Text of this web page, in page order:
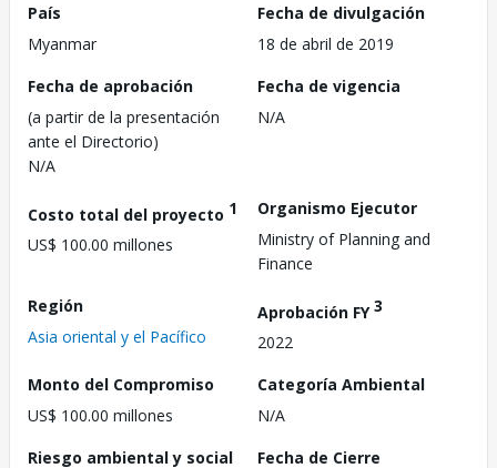
País
Myanmar
Fecha de divulgación
18 de abril de 2019
Fecha de aprobación
(a partir de la presentación
ante el Directorio)
N/A
Fecha de vigencia
N/A
Costo total del proyecto 1
US$ 100.00 millones
Organismo Ejecutor
Ministry of Planning and
Finance
Región
Asia oriental y el Pacífico
Aprobación FY3
2022
Monto del Compromiso
US$ 100.00 millones
Categoría Ambiental
N/A
Riesgo ambiental y social
Fecha de Cierre